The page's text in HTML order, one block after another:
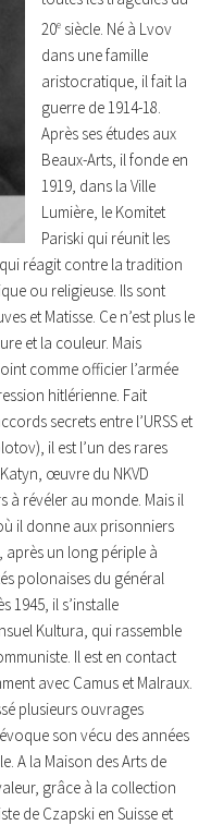
20e siècle. Né à Lvov
dans une famille
aristocratique, il fait la
guerre de 1914-18.
Après ses études aux
Beaux-Arts, il fonde en
1919, dans la Ville
Lumière, le Komitet
Pariski qui réunit les
réagit contre la tradition
ou religieuse. Ils sont
et Matisse. Ce n’est plus le
et la couleur. Mais
comme officier l’armée
hitlérienne. Fait
secrets entre l’URSS et
il est l’un des rares
œuvre du NKVD
à révéler au monde. Mais il
il donne aux prisonniers
après un long périple à
polonaises du général
1945, il s’installe
Kultura, qui rassemble
Il est en contact
avec Camus et Malraux.
plusieurs ouvrages
son vécu des années
A la Maison des Arts de
grâce à la collection
de Czapski en Suisse et